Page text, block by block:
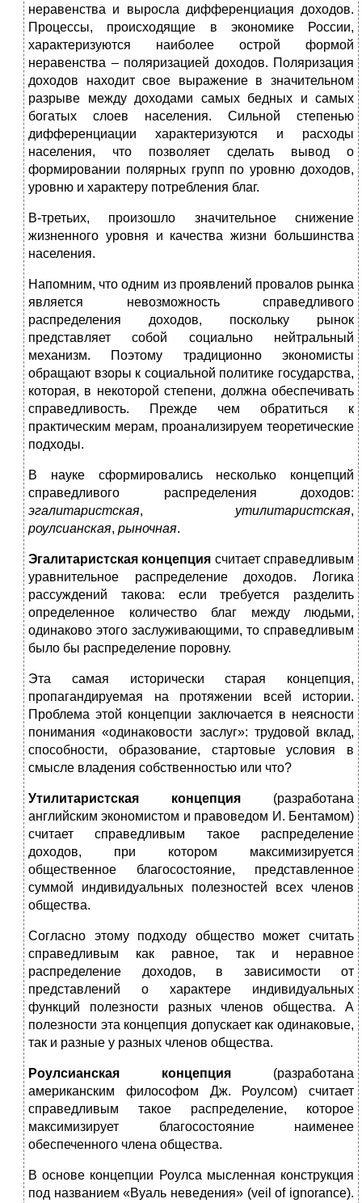
неравенства и выросла дифференциация доходов.
Процессы, происходящие в экономике России,
характеризуются наиболее острой формой
неравенства – поляризацией доходов. Поляризация
доходов находит свое выражение в значительном
разрыве между доходами самых бедных и самых
богатых слоев населения. Сильной степенью
дифференциации характеризуются и расходы
населения, что позволяет сделать вывод о
формировании полярных групп по уровню доходов,
уровню и характеру потребления благ.
В-третьих, произошло значительное снижение
жизненного уровня и качества жизни большинства
населения.
Напомним, что одним из проявлений провалов рынка
является невозможность справедливого
распределения доходов, поскольку рынок
представляет собой социально нейтральный
механизм. Поэтому традиционно экономисты
обращают взоры к социальной политике государства,
которая, в некоторой степени, должна обеспечивать
справедливость. Прежде чем обратиться к
практическим мерам, проанализируем теоретические
подходы.
В науке сформировались несколько концепций
справедливого распределения доходов:
эгалитаристская, утилитаристская,
роулсианская, рыночная.
Эгалитаристская концепция считает справедливым
уравнительное распределение доходов. Логика
рассуждений такова: если требуется разделить
определенное количество благ между людьми,
одинаково этого заслуживающими, то справедливым
было бы распределение поровну.
Эта самая исторически старая концепция,
пропагандируемая на протяжении всей истории.
Проблема этой концепции заключается в неясности
понимания «одинаковости заслуг»: трудовой вклад,
способности, образование, стартовые условия в
смысле владения собственностью или что?
Утилитаристская концепция (разработана
английским экономистом и правоведом И. Бентамом)
считает справедливым такое распределение
доходов, при котором максимизируется
общественное благосостояние, представленное
суммой индивидуальных полезностей всех членов
общества.
Согласно этому подходу общество может считать
справедливым как равное, так и неравное
распределение доходов, в зависимости от
представлений о характере индивидуальных
функций полезности разных членов общества. А
полезности эта концепция допускает как одинаковые,
так и разные у разных членов общества.
Роулсианская концепция (разработана
американским философом Дж. Роулсом) считает
справедливым такое распределение, которое
максимизирует благосостояние наименее
обеспеченного члена общества.
В основе концепции Роулса мысленная конструкция
под названием «Вуаль неведения» (veil of ignorance).